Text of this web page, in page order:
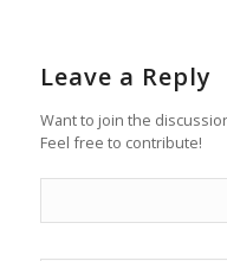
Leave a Reply
Want to join the
Feel free to contribute!